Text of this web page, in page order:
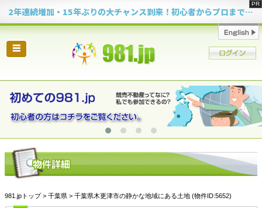
2年連続増加・15年ぶりの大チャンス到来！初心者からプロまで網羅する「競売不動産・超実践投資セミナー」♦神奈川県 横浜 in 神奈川
☰
981.jpトップ> 千葉県 > 千葉県木更津市の静かな地域にある土地 (物件ID:5652)